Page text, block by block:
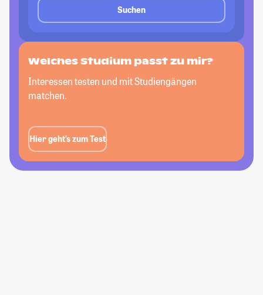
Suchen
Welches Studium passt zu mir?
Interessen testen und mit Studiengängen
matchen.
Hier geht’s zum Test